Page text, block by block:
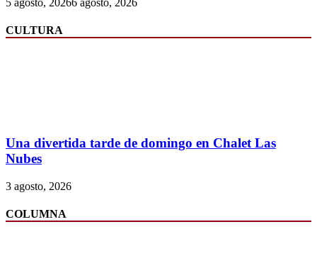
CULTURA
Una divertida tarde de domingo en Chalet Las
Nubes
3 agosto, 2026
COLUMNA